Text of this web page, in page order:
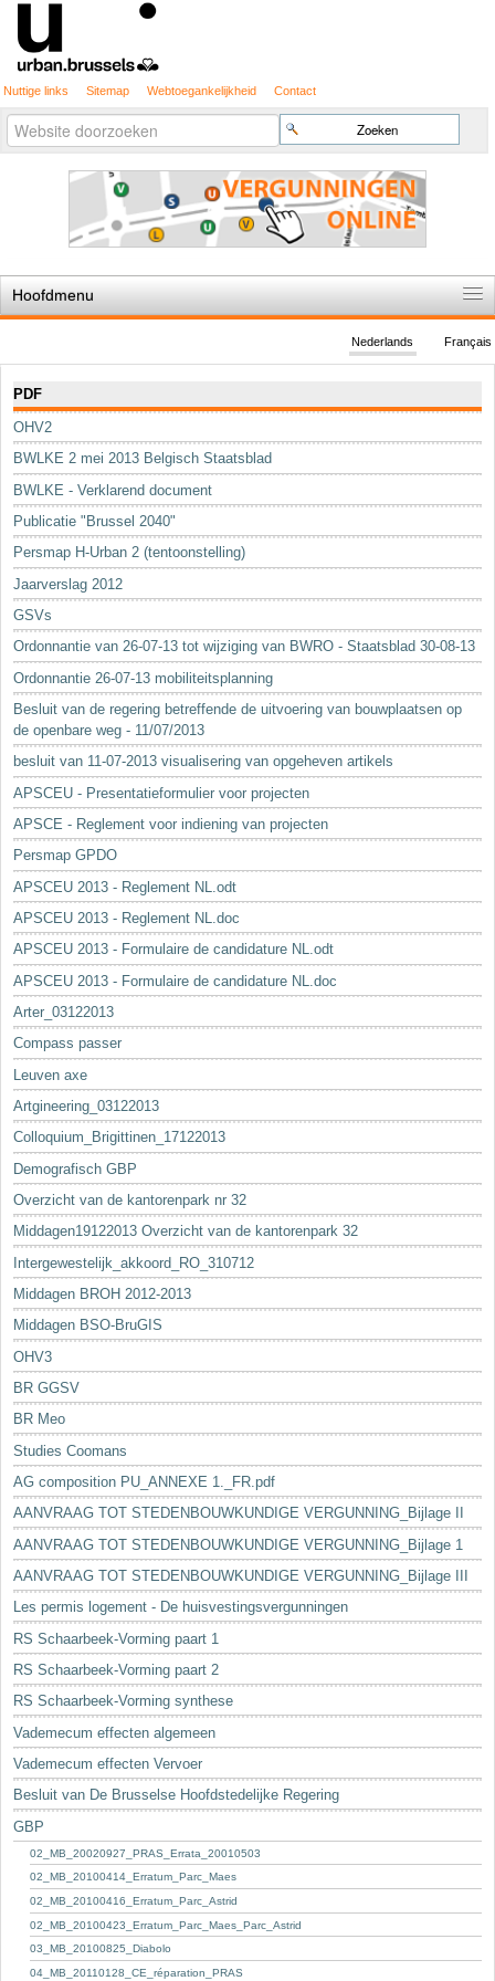
Nuttige links Sitemap Webtoegankelijkheid Contact
Zoek
Geavanceerd
zoeken...
Hoofdmenu
De spelregels
Stedenbouwkundige vergunning
Cartografie
Studies en publicaties
Sleutelwoorden
Stedenbouwkundige inlichtingen
Français
Nederlands
PDF
OHV2
BWLKE 2 mei 2013 Belgisch Staatsblad
BWLKE - Verklarend document
Publicatie "Brussel 2040"
Persmap H-Urban 2 (tentoonstelling)
Jaarverslag 2012
GSVs
Ordonnantie van 26-07-13 tot wijziging van BWRO - Staatsblad 30-08-13
Ordonnantie 26-07-13 mobiliteitsplanning
Besluit van de regering betreffende de uitvoering van bouwplaatsen op
de openbare weg - 11/07/2013
besluit van 11-07-2013 visualisering van opgeheven artikels
APSCEU - Presentatieformulier voor projecten
APSCE - Reglement voor indiening van projecten
Persmap GPDO
APSCEU 2013 - Reglement NL.odt
APSCEU 2013 - Reglement NL.doc
APSCEU 2013 - Formulaire de candidature NL.odt
APSCEU 2013 - Formulaire de candidature NL.doc
Arter_03122013
Compass passer
Leuven axe
Artgineering_03122013
Colloquium_Brigittinen_17122013
Demografisch GBP
Overzicht van de kantorenpark nr 32
Middagen19122013 Overzicht van de kantorenpark 32
Intergewestelijk_akkoord_RO_310712
Middagen BROH 2012-2013
Middagen BSO-BruGIS
OHV3
BR GGSV
BR Meo
Studies Coomans
AG composition PU_ANNEXE 1._FR.pdf
AANVRAAG TOT STEDENBOUWKUNDIGE VERGUNNING_Bijlage II
AANVRAAG TOT STEDENBOUWKUNDIGE VERGUNNING_Bijlage 1
AANVRAAG TOT STEDENBOUWKUNDIGE VERGUNNING_Bijlage III
Les permis logement - De huisvestingsvergunningen
RS Schaarbeek-Vorming paart 1
RS Schaarbeek-Vorming paart 2
RS Schaarbeek-Vorming synthese
Vademecum effecten algemeen
Vademecum effecten Vervoer
Besluit van De Brusselse Hoofdstedelijke Regering
GBP
02_MB_20020927_PRAS_Errata_20010503
02_MB_20100414_Erratum_Parc_Maes
02_MB_20100416_Erratum_Parc_Astrid
02_MB_20100423_Erratum_Parc_Maes_Parc_Astrid
03_MB_20100825_Diabolo
04_MB_20110128_CE_réparation_PRAS